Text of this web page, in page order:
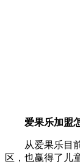
爱果乐加盟
从爱果乐目
区，也赢得了儿